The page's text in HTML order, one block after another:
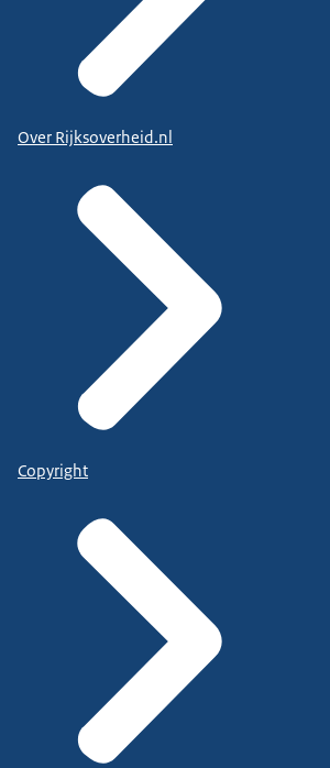
Over Rijksoverheid.nl
Copyright